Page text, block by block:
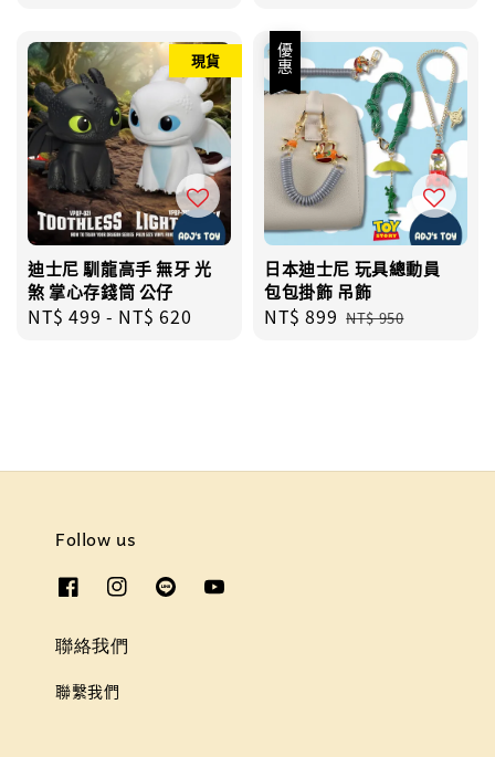
現貨
迪士尼 馴龍高手 無牙 光
煞 掌心存錢筒 公仔
Regular
NT$ 499 - NT$ 620
優惠
日本迪士尼 玩具總動員
包包掛飾 吊飾
Sale
NT$ 899 Regular
NT$ 950
Follow us
聯絡我們
聯繫我們